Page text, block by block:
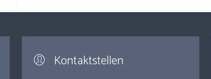
Kontaktstellen